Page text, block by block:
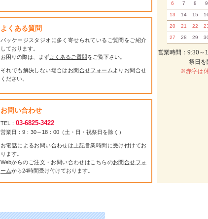
よくある質問
パッケージスタジオに多く寄せられているご質問をご紹介
しております。
お困りの際は、まずよくあるご質問をご覧下さい。
それでも解決しない場合は お問合せフォーム よりお問合せ
ください。
お問い合わせ
TEL： 03-6825-3422
営業日：9：30～18：00（土・日・祝祭日を除く）
お電話によるお問い合わせは上記営業時間に受け付けてお
ります。
Webからのご注文・お問い合わせはこちらのお問合せフォ
ームから24時間受け付けております。
6 7 8 9
13 14 15
20 21 22
27 28 29
営業時間：9:30～
祭日を
※赤字は